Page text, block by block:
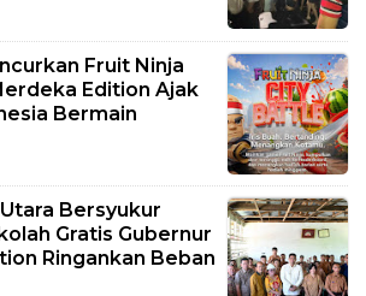
Fruit Ninja
Edition Ajak
Bermain
Bersyukur
Gratis Gubernur
Ringankan Beban